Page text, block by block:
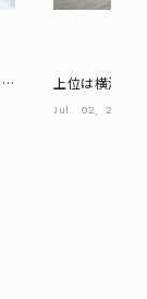
上位は横浜だ
県の住宅地」
Jul. 02, 2024